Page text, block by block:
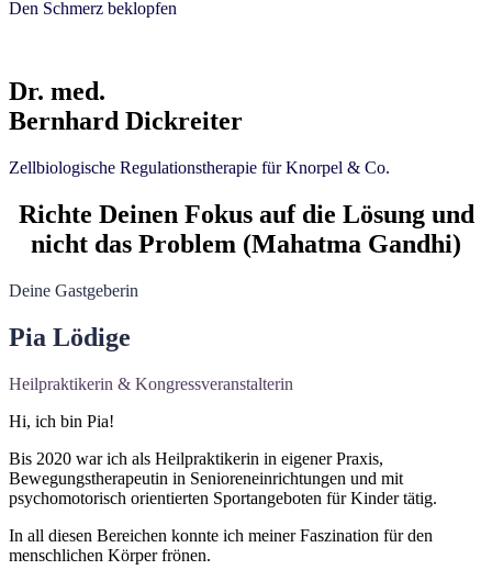
Den Schmerz beklopfen
Dr. med.
Bernhard Dickreiter
Zellbiologische Regulationstherapie für Knorpel & Co.
Richte Deinen Fokus auf die Lösung und
nicht das Problem (Mahatma Gandhi)
Deine Gastgeberin
Pia Lödige
Heilpraktikerin & Kongressveranstalterin
Hi, ich bin Pia!
Bis 2020 war ich als Heilpraktikerin in eigener Praxis,
Bewegungstherapeutin in Senioreneinrichtungen und mit
psychomotorisch orientierten Sportangeboten für Kinder tätig.
In all diesen Bereichen konnte ich meiner Faszination für den
menschlichen Körper frönen.